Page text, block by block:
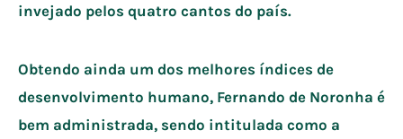
invejado pelos quatro cantos do país.
Obtendo ainda um dos melhores índices de
desenvolvimento humano, Fernando de Noronha é
bem administrada, sendo intitulada como a